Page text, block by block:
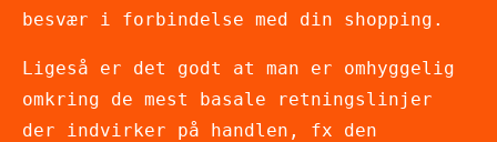
besvær i forbindelse med din shopping.
Ligeså er det godt at man er omhyggelig
omkring de mest basale retningslinjer
der indvirker på handlen, fx den